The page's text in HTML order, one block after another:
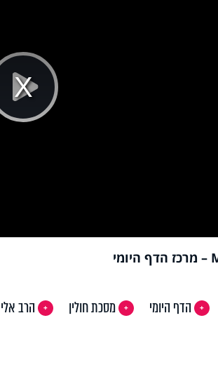
Play
הדף היומי מסכת חולין הרב